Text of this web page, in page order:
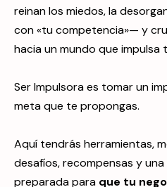
reinan los miedos, la
con «tu competencia»— y
hacia un mundo que impulsa
Ser Impulsora es tomar un
meta que te propongas.
Aquí tendrás herramientas,
desafíos, recompensas y
preparada para que tu